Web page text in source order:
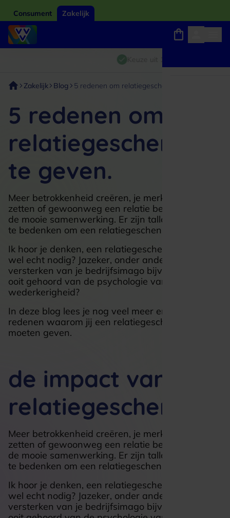
Consument Zakelijk
Winkels, webshops en uitjes
Keuze uit 18.000 locaties
Giftcard van het jaar 2026
Zakelijk Blog 5 redenen om relatiegeschenken te geven
5 redenen om
relatiegeschenken
te geven.
Meer betrokkenheid creëren, je merk op de kaart
zetten of gewoonweg een relatie bedanken voor
de mooie samenwerking. Er zijn talloze redenen
te bedenken om een relatiegeschenk te geven.
Ik hoor je denken, een relatiegeschenk.. is dat nou
wel echt nodig? Jazeker, onder andere voor het
versterken van je bedrijfsimago bijvoorbeeld. En
ooit gehoord van de psychologie van
wederkerigheid?
In deze blog lees je nog veel meer en delen we 5
redenen waarom jij een relatiegeschenk zou
moeten geven.
de impact van
relatiegeschenken
Meer betrokkenheid creëren, je merk op de kaart
zetten of gewoonweg een relatie bedanken voor
de mooie samenwerking. Er zijn talloze redenen
te bedenken om een relatiegeschenk te geven.
Ik hoor je denken, een relatiegeschenk.. is dat nou
wel echt nodig? Jazeker, onder andere voor het
versterken van je bedrijfsimago bijvoorbeeld. En